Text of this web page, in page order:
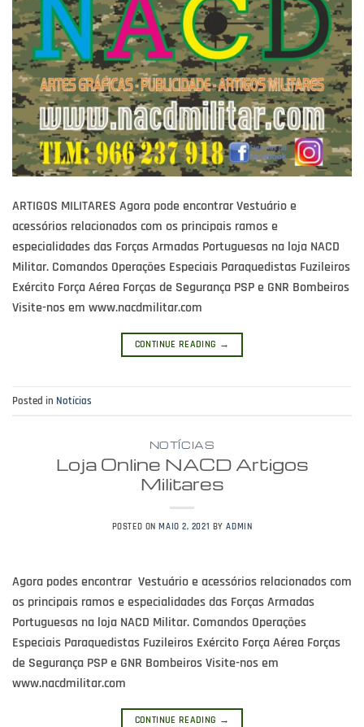
ARTIGOS MILITARES Agora pode encontrar Vestuário e
acessórios relacionados com os principais ramos e
especialidades das Forças Armadas Portuguesas na loja NACD
Militar. Comandos Operações Especiais Paraquedistas Fuzileiros
Exército Força Aérea Forças de Segurança PSP e GNR Bombeiros
Visite-nos em www.nacdmilitar.com
CONTINUE READING →
Posted in Notícias
NOTÍCIAS
Loja Online NACD Artigos
Militares
POSTED ONMAIO 2, 2021 BYADMIN
Agora podes encontrar Vestuário e acessórios relacionados com
os principais ramos e especialidades das Forças Armadas
Portuguesas na loja NACD Militar. Comandos Operações
Especiais Paraquedistas Fuzileiros Exército Força Aérea Forças
de Segurança PSP e GNR Bombeiros Visite-nos em
www.nacdmilitar.com
CONTINUE READING →